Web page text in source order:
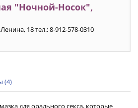
"Ночной-Носок",
18 тел.: 8-912-578-0310
(4)
для орального секса, которые